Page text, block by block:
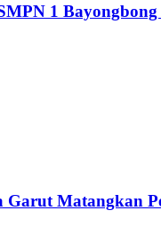
1
Garut Matangkan